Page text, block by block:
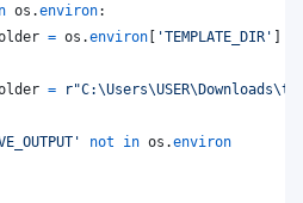
os .environ:
= os .environ [ 'TEMPLATE_DIR' ]
=
not in os .environ